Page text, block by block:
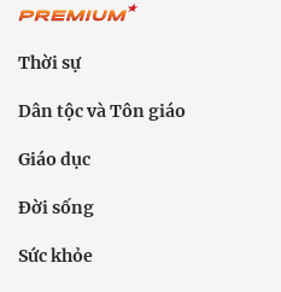
Thời sự
Dân tộc và Tôn giáo
Giáo dục
Đời sống
Sức khỏe